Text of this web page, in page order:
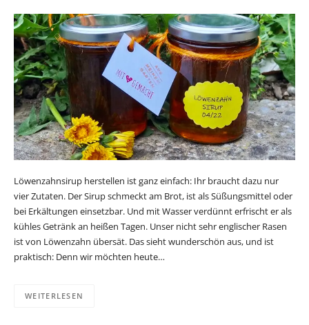
Löwenzahnsirup herstellen ist ganz einfach: Ihr braucht dazu nur
vier Zutaten. Der Sirup schmeckt am Brot, ist als Süßungsmittel oder
bei Erkältungen einsetzbar. Und mit Wasser verdünnt erfrischt er als
kühles Getränk an heißen Tagen. Unser nicht sehr englischer Rasen
ist von Löwenzahn übersät. Das sieht wunderschön aus, und ist
praktisch: Denn wir möchten heute…
WEITERLESEN